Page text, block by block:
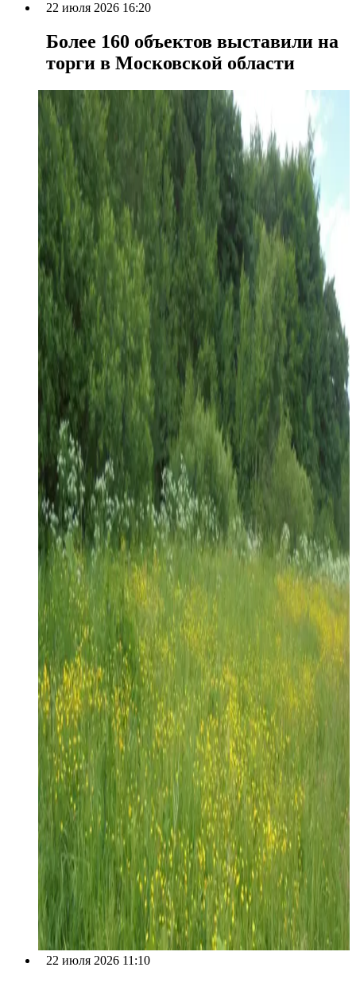
22 июля 2026 16:20
Более 160 объектов выставили на
торги в Московской области
22 июля 2026 11:10